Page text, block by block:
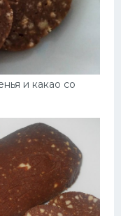
и какао со